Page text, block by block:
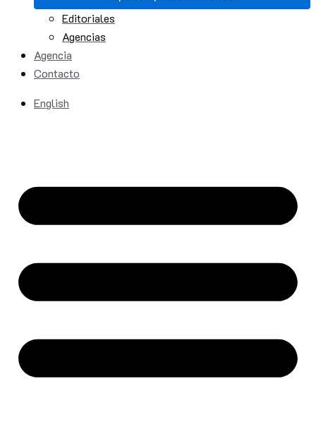
Editoriales
Agencias
Agencia
Contacto
English